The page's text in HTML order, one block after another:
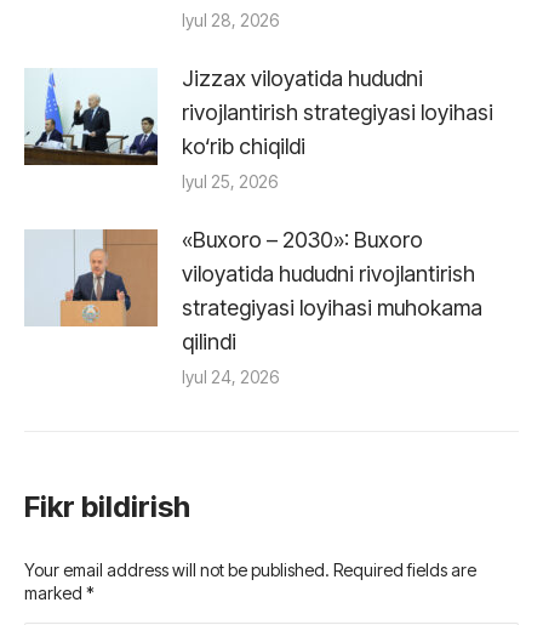
Iyul 28, 2026
Jizzax viloyatida hududni
rivojlantirish strategiyasi loyihasi
ko‘rib chiqildi
Iyul 25, 2026
«Buxoro – 2030»: Buxoro
viloyatida hududni rivojlantirish
strategiyasi loyihasi muhokama
qilindi
Iyul 24, 2026
Fikr bildirish
Your email address will not be published. Required fields are
marked *